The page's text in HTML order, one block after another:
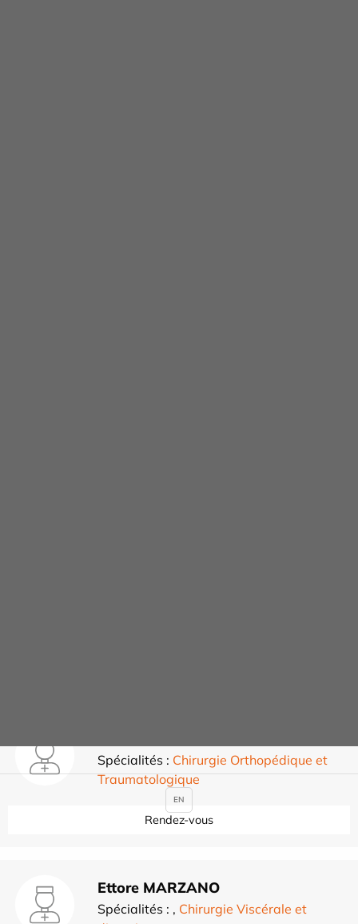
Spécialités : Chirurgie Orthopédique et
Traumatologique
Rendez-vous
Ettore MARZANO
Spécialités : , Chirurgie Viscérale et
EN